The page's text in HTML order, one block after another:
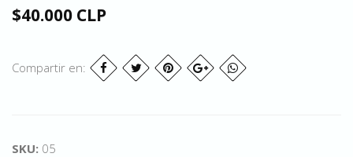
$40.000 CLP
Compartir en:
SKU: 05